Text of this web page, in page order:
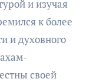
и изучая
к более
и духовного
своей